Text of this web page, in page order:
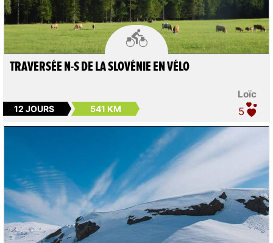

Loïc
TRAVERSÉE N-S DE LA SLOVÉNIE EN VÉLO
12 JOURS 541 KM 5